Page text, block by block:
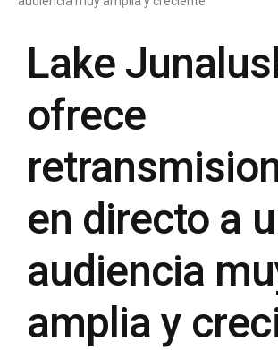
Lake
ofrece
en directo a
audiencia
amplia y